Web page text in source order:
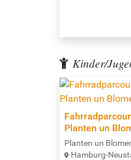
Kinder/
Planten un
Planten un
Hamburg-